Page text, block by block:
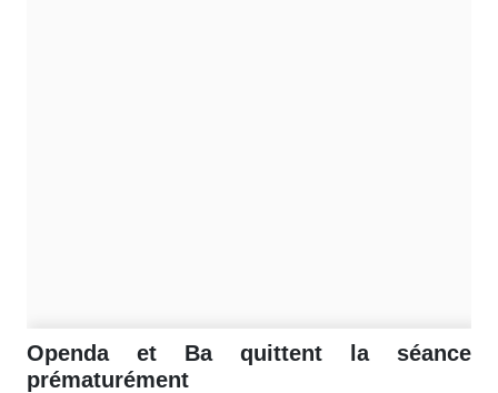
Openda et Ba quittent la séance
prématurément